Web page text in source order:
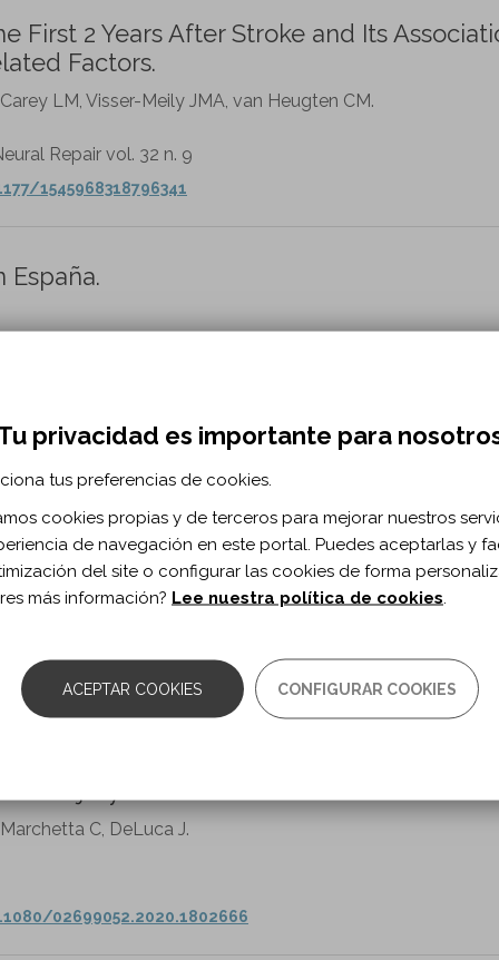
First 2 Years After Stroke and Its
Factors.
LM, Visser-Meily JMA, van Heugten CM.
Repair vol. 32 n. 9
1545968318796341
vol 44 n 2
clinical status parameters on long-
outcome following traumatic
M, Grützner PA, Münzberg M, Kreinest M.
02699052.2018.1499963
the relationship between payer source
injury.
C, DeLuca J.
02699052.2020.1802666
privacidad es importante para
tus preferencias de cookies.
cookies propias y de terceros para mejorar nuestros
de navegación en este portal. Puedes aceptarlas y
del site o configurar las cookies de forma
más información? Lee nuestra política de cookies
ACEPTAR COOKIES CONFIGURAR COOKIES